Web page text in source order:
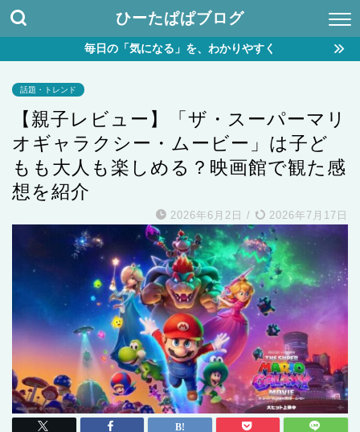
ひーたぱぱブログ
毎日の「気になる」を、わかりやすく
話題・トレンド
【親子レビュー】「ザ・スーパーマリ
オギャラクシー・ムービー」は子ど
もも大人も楽しめる？映画館で観た感
想を紹介
2026年6月2日 / 2026年7月17日